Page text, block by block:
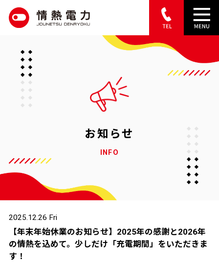
e
お知らせ
INFO
2025.12.26 Fri
【年末年始休業のお知らせ】2025年の感謝と2026年
の情熱を込めて。少しだけ「充電期間」をいただきま
す！